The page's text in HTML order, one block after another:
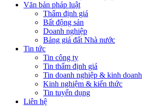
Văn bản pháp luật
Thẩm định giá
Bất động sản
Doanh nghiệp
Bảng giá đất Nhà nước
Tin tức
Tin công ty
Tin thẩm định giá
Tin doanh nghiệp & kinh doanh
Kinh nghiệm & kiến thức
Tin tuyển dụng
Liên hệ